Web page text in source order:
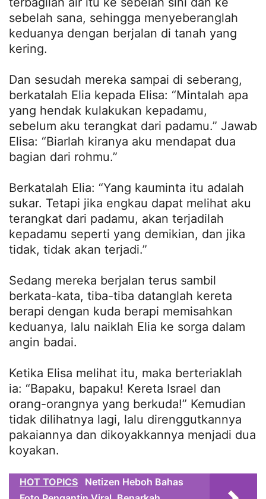
sebelah sana, sehingga menyeberanglah
keduanya dengan berjalan di tanah yang
kering.
Dan sesudah mereka sampai di seberang,
berkatalah Elia kepada Elisa: “Mintalah apa
yang hendak kulakukan kepadamu,
sebelum aku terangkat dari padamu.” Jawab
Elisa: “Biarlah kiranya aku mendapat dua
bagian dari rohmu.”
Berkatalah Elia: “Yang kauminta itu adalah
sukar. Tetapi jika engkau dapat melihat aku
terangkat dari padamu, akan terjadilah
kepadamu seperti yang demikian, dan jika
tidak, tidak akan terjadi.”
Sedang mereka berjalan terus sambil
berkata-kata, tiba-tiba datanglah kereta
berapi dengan kuda berapi memisahkan
keduanya, lalu naiklah Elia ke sorga dalam
angin badai.
Ketika Elisa melihat itu, maka berteriaklah
ia: “Bapaku, bapaku! Kereta Israel dan
orang-orangnya yang berkuda!” Kemudian
tidak dilihatnya lagi, lalu direnggutkannya
pakaiannya dan dikoyakkannya menjadi dua
koyakan.
HOT TOPICS
Netizen Heboh Bahas